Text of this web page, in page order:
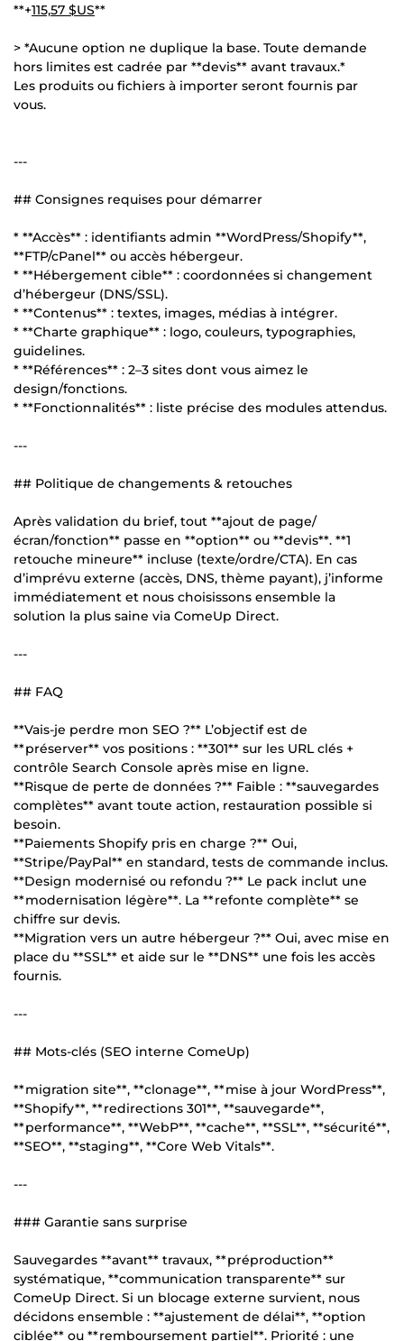
**+115,57 $US**
> *Aucune option ne duplique la base. Toute demande
hors limites est cadrée par **devis** avant travaux.*
Les produits ou fichiers à importer seront fournis par
vous.
---
## Consignes requises pour démarrer
* **Accès** : identifiants admin **WordPress/Shopify**,
**FTP/cPanel** ou accès hébergeur.
* **Hébergement cible** : coordonnées si changement
d’hébergeur (DNS/SSL).
* **Contenus** : textes, images, médias à intégrer.
* **Charte graphique** : logo, couleurs, typographies,
guidelines.
* **Références** : 2–3 sites dont vous aimez le
design/fonctions.
* **Fonctionnalités** : liste précise des modules attendus.
---
## Politique de changements & retouches
Après validation du brief, tout **ajout de page/
écran/fonction** passe en **option** ou **devis**. **1
retouche mineure** incluse (texte/ordre/CTA). En cas
d’imprévu externe (accès, DNS, thème payant), j’informe
immédiatement et nous choisissons ensemble la
solution la plus saine via ComeUp Direct.
---
## FAQ
**Vais-je perdre mon SEO ?** L’objectif est de
**préserver** vos positions : **301** sur les URL clés +
contrôle Search Console après mise en ligne.
**Risque de perte de données ?** Faible : **sauvegardes
complètes** avant toute action, restauration possible si
besoin.
**Paiements Shopify pris en charge ?** Oui,
**Stripe/PayPal** en standard, tests de commande inclus.
**Design modernisé ou refondu ?** Le pack inclut une
**modernisation légère**. La **refonte complète** se
chiffre sur devis.
**Migration vers un autre hébergeur ?** Oui, avec mise en
place du **SSL** et aide sur le **DNS** une fois les accès
fournis.
---
## Mots-clés (SEO interne ComeUp)
**migration site**, **clonage**, **mise à jour WordPress**,
**Shopify**, **redirections 301**, **sauvegarde**,
**performance**, **WebP**, **cache**, **SSL**, **sécurité**,
**SEO**, **staging**, **Core Web Vitals**.
---
### Garantie sans surprise
Sauvegardes **avant** travaux, **préproduction**
systématique, **communication transparente** sur
ComeUp Direct. Si un blocage externe survient, nous
décidons ensemble : **ajustement de délai**, **option
ciblée** ou **remboursement partiel**. Priorité : une